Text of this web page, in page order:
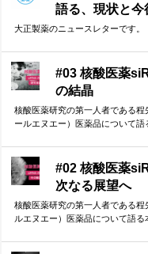
語る、現状と今
大正製薬のニュースレターです。
#03 核酸医薬
の結晶
核酸医薬研究の第一人者である
ールエヌエー）医薬品について
#02 核酸医薬
次なる展望へ
核酸医薬研究の第一人者である
ルエヌエー）医薬品について語